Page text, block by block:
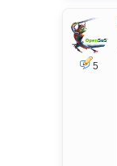
5